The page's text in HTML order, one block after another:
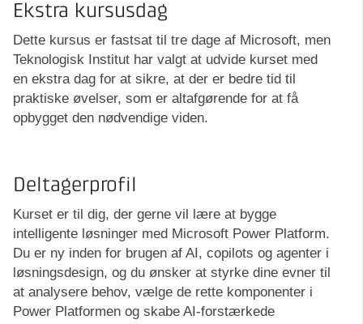
Ekstra kursusdag
Dette kursus er fastsat til tre dage af Microsoft, men
Teknologisk Institut har valgt at udvide kurset med
en ekstra dag for at sikre, at der er bedre tid til
praktiske øvelser, som er altafgørende for at få
opbygget den nødvendige viden.
Deltagerprofil
Kurset er til dig, der gerne vil lære at bygge
intelligente løsninger med Microsoft Power Platform.
Du er ny inden for brugen af AI, copilots og agenter i
løsningsdesign, og du ønsker at styrke dine evner til
at analysere behov, vælge de rette komponenter i
Power Platformen og skabe AI-forstærkede